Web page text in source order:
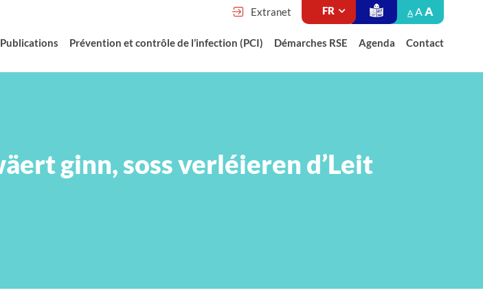
Extranet A AA
Publications Prévention et contrôle de l’infection (PCI) Démarches RSE Agenda Contact
ginn, soss verléieren d’Leit